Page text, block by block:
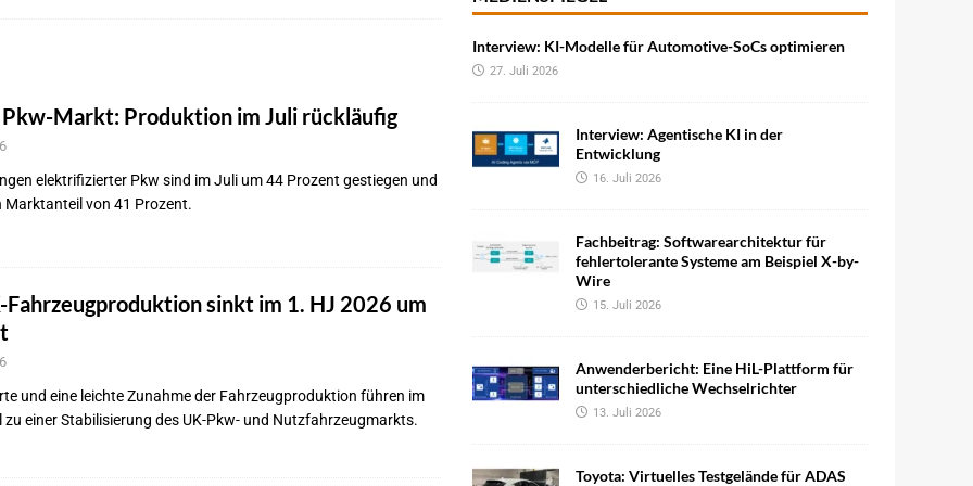
bei Pkw-Neuzulassungen in Deutschland im Juli 2026 BRANCHEN-
mit UNVI für die Bereitstellung autonomer Busse
autonome Uber-Fahrten in London
in der EMEA-Region neu
Markt: Produktion im Juli rückläufig
elektrifizierter Pkw sind im Juli um 44 Prozent gestiegen und
Marktanteil von 41 Prozent.
Fahrzeugproduktion sinkt im 1. HJ 2026 um
und eine leichte Zunahme der Fahrzeugproduktion führen im
einer Stabilisierung des UK-Pkw- und Nutzfahrzeugmarkts.
Interview: KI-Modelle für Automotive-SoCs optimieren
27. Juli 2026
Interview: Agentische KI in der
Entwicklung
16. Juli 2026
Fachbeitrag: Softwarearchitektur für
fehlertolerante Systeme am Beispiel X-by-
Wire
15. Juli 2026
Anwenderbericht: Eine HiL-Plattform für
unterschiedliche Wechselrichter
13. Juli 2026
Toyota: Virtuelles Testgelände für ADAS